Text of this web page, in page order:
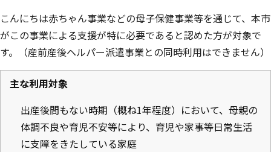
こんにちは赤ちゃん事業などの母子保健事業等を通じて、本市
がこの事業による支援が特に必要であると認めた方が対象で
す。（産前産後ヘルパー派遣事業との同時利用はできません）
主な利用対象
出産後間もない時期（概ね1年程度）において、母親の
体調不良や育児不安等により、育児や家事等日常生活
に支障をきたしている家庭